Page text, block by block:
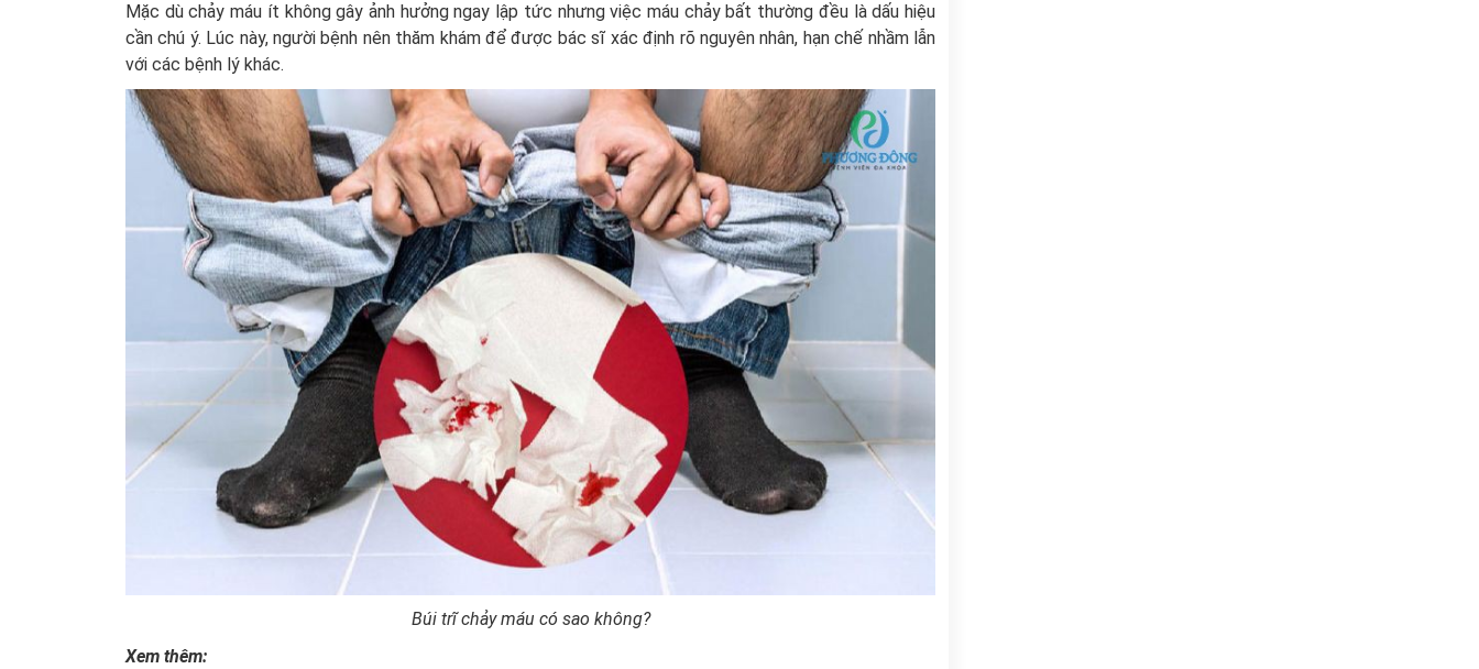
Mặc dù chảy máu ít không gây ảnh hưởng ngay lập tức nhưng việc máu chảy bất thường đều là dấu hiệu
cần chú ý. Lúc này, người bệnh nên thăm khám để được bác sĩ xác định rõ nguyên nhân, hạn chế nhầm lẫn
với các bệnh lý khác.
Búi trĩ chảy máu có sao không?
Xem thêm: